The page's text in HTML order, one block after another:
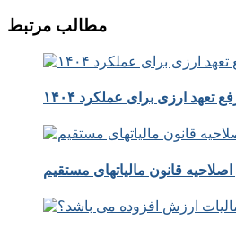
مطالب مرتبط
تعهد ارزی برای عملکرد ۱۴۰۴
قانون مالیاتهای مستقیم